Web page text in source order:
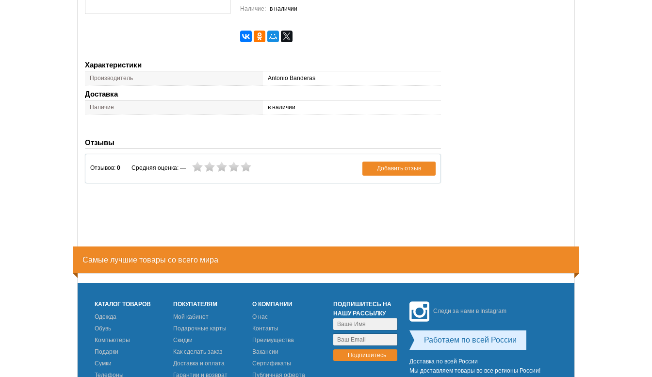
Наличие: в наличии
Характеристики
Производитель Antonio Banderas
Доставка
Наличие в наличии
Отзывы
Отзывов: 0 Средняя оценка: — Добавить отзыв
Самые лучшие товары со всего мира
КАТАЛОГ ТОВАРОВ
Одежда
Обувь
Компьютеры
Подарки
Сумки
Телефоны
ПОКУПАТЕЛЯМ
Мой кабинет
Подарочные карты
Скидки
Как сделать заказ
Доставка и оплата
Гарантии и возврат
О КОМПАНИИ
О нас
Контакты
Преимущества
Вакансии
Сертификаты
Публичная оферта
ПОДПИШИТЕСЬ НА
НАШУ РАССЫЛКУ
Следи за нами в Instagram
Работаем по всей России
Доставка по всей России
Мы доставляем товары во все регионы России!